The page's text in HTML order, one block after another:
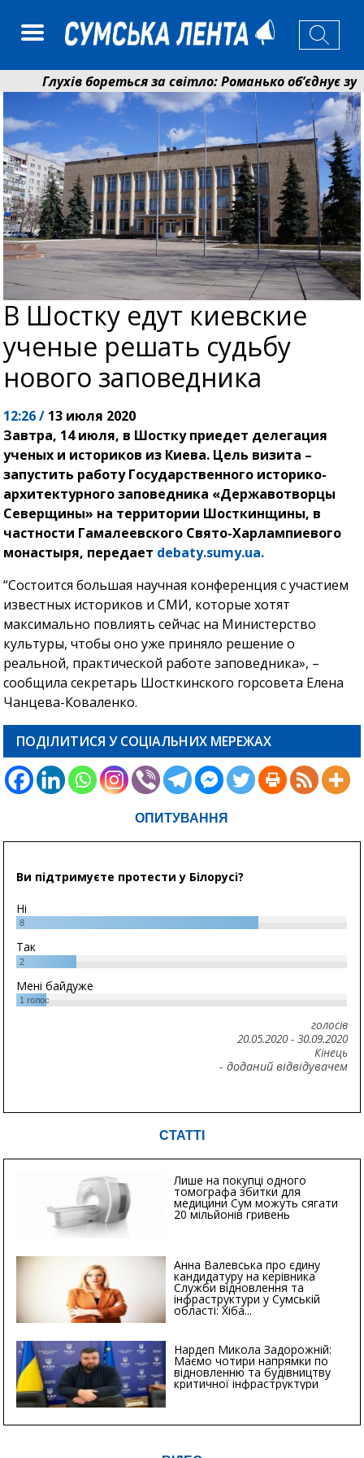
Глухів бореться за світло: Романько об’єднує
Пенсійний фонд Сумщини спрямував 0,2 млрд грн
В Шостку едут киевские
ученые решать судьбу
нового заповедника
12:26 / 13 июля 2020
Завтра, 14 июля, в Шостку приедет делегация
ученых и историков из Киева. Цель визита –
запустить работу Государственного историко-
архитектурного заповедника «Державотворцы
Северщины» на территории Шосткинщины, в
частности Гамалеевского Свято-Харлампиевого
монастыря, передает debaty.sumy.ua.
“Состоится большая научная конференция с участием
известных историков и СМИ, которые хотят
максимально повлиять сейчас на Министерство
культуры, чтобы оно уже приняло решение о
реальной, практической работе заповедника», –
сообщила секретарь Шосткинского горсовета Елена
Чанцева-Коваленко.
ПОДІЛИТИСЯ У СОЦІАЛЬНИХ МЕРЕЖАХ
ОПИТУВАННЯ
Ви підтримуєте протести у Білорусі?
Ні
8
Так
2
Мені байдуже
1 голос
голосів
20.05.2020- 30.09.2020
Кінець
- доданий відвідувачем
СТАТТІ
Лише на покупці одного
томографа збитки для
медицини Сум можуть сягати
20 мільйонів гривень
Анна Валевська про єдину
кандидатуру на керівника
Служби відновлення та
інфраструктури у Сумській
області: Хіба...
Нардеп Микола Задорожній:
Маємо чотири напрямки по
відновленню та будівництву
критичної інфраструктури